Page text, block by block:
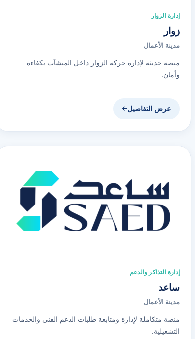
إدارة الزوار
زوار
مدينة الأعمال
منصة حديثة لإدارة حركة الزوار داخل المنشآت بكفاءة
وأمان.
عرض التفاصيل
إدارة التذاكر والدعم
ساعد
مدينة الأعمال
منصة متكاملة لإدارة ومتابعة طلبات الدعم الفني والخدمات
التشغيلية.